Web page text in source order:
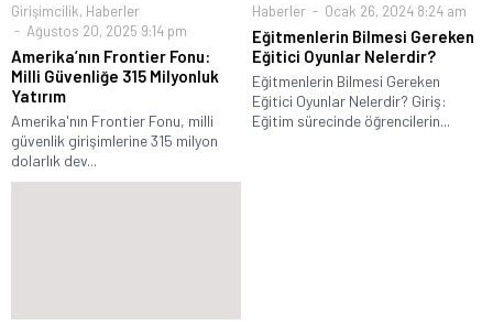
Girişimcilik, Haberler
Ağustos 20, 2025 9:14 pm
Amerika’nın Frontier Fonu:
Milli Güvenliğe 315 Milyonluk
Yatırım
Amerika'nın Frontier Fonu, milli
güvenlik girişimlerine 315 milyon
dolarlık dev...
Haberler Ocak 26, 2024 8:24 am
Eğitmenlerin Bilmesi Gereken
Eğitici Oyunlar Nelerdir?
Eğitmenlerin Bilmesi Gereken
Eğitici Oyunlar Nelerdir? Giriş:
Eğitim sürecinde öğrencilerin...